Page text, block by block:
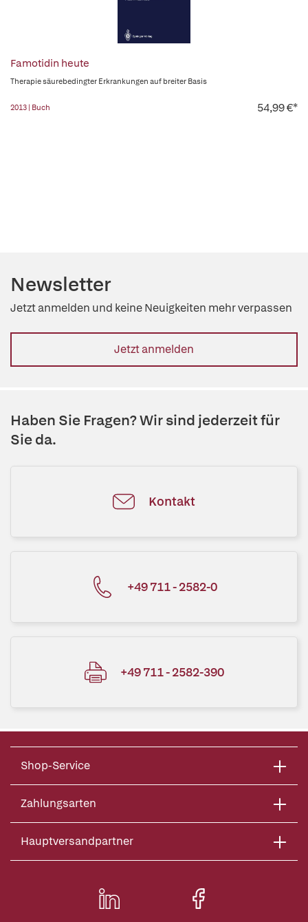
Famotidin heute
Therapie säurebedingter Erkrankungen auf breiter Basis
2013 | Buch 54,99 €*
Newsletter
Jetzt anmelden und keine Neuigkeiten mehr verpassen
Jetzt anmelden
Haben Sie Fragen? Wir sind jederzeit für
Sie da.
Kontakt
+49 711 - 2582-0
+49 711 - 2582-390
Shop-Service
Zahlungsarten
Hauptversandpartner